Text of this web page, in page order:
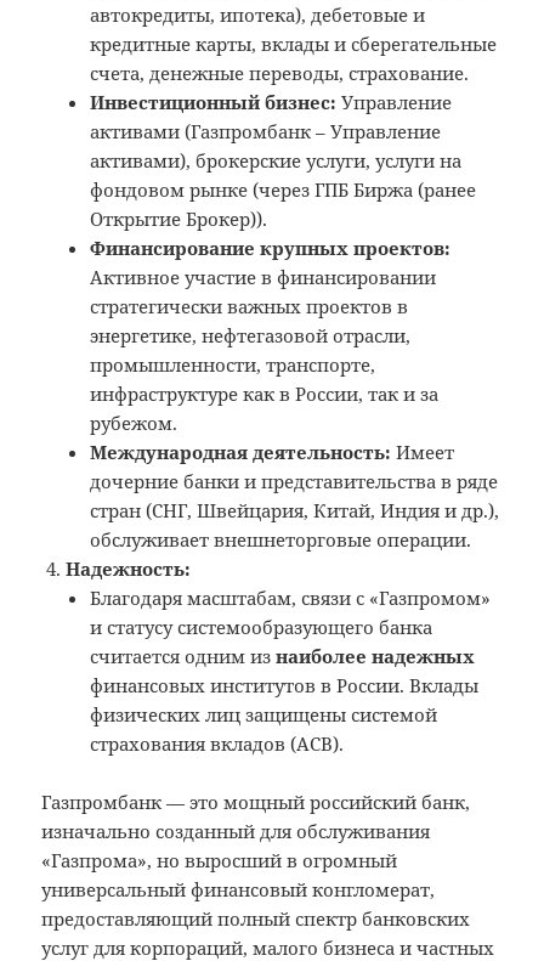
автокредиты, ипотека), дебетовые и
кредитные карты, вклады и сберегательные
счета, денежные переводы, страхование.
Инвестиционный бизнес: Управление
активами (Газпромбанк – Управление
активами), брокерские услуги, услуги на
фондовом рынке (через ГПБ Биржа (ранее
Открытие Брокер)).
Финансирование крупных проектов:
Активное участие в финансировании
стратегически важных проектов в
энергетике, нефтегазовой отрасли,
промышленности, транспорте,
инфраструктуре как в России, так и за
рубежом.
Международная деятельность: Имеет
дочерние банки и представительства в ряде
стран (СНГ, Швейцария, Китай, Индия и др.),
обслуживает внешнеторговые операции.
Надежность:
Благодаря масштабам, связи с «Газпромом»
и статусу системообразующего банка
считается одним изнаиболее надежных
финансовых институтов в России. Вклады
физических лиц защищены системой
страхования вкладов (АСВ).
Газпромбанк — это мощный российский банк,
изначально созданный для обслуживания
«Газпрома», но выросший в огромный
универсальный финансовый конгломерат,
предоставляющий полный спектр банковских
услуг для корпораций, малого бизнеса и частных